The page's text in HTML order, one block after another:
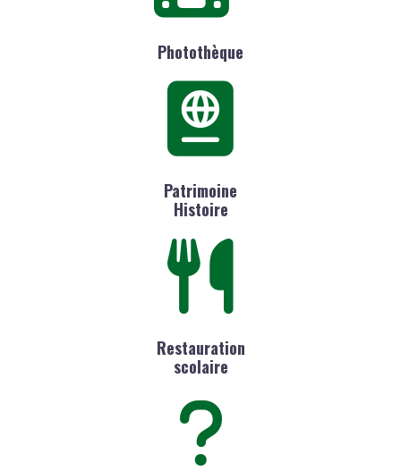
Photothèque
Patrimoine
Histoire
Restauration
scolaire